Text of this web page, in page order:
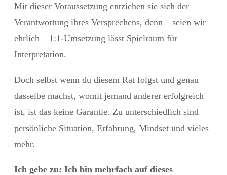
Mit dieser Voraussetzung entziehen sie sich der
Verantwortung ihres Versprechens, denn – seien wir
ehrlich – 1:1-Umsetzung lässt Spielraum für
Interpretation.
Doch selbst wenn du diesem Rat folgst und genau
dasselbe machst, womit jemand anderer erfolgreich
ist, ist das keine Garantie. Zu unterschiedlich sind
persönliche Situation, Erfahrung, Mindset und vieles
mehr.
Ich gebe zu: Ich bin mehrfach auf dieses